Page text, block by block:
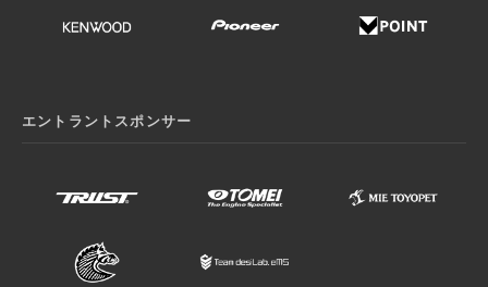
エントラントスポンサー